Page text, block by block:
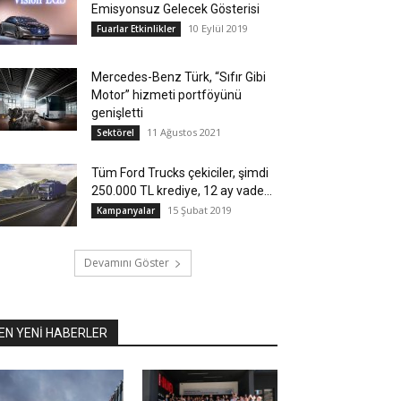
Emisyonsuz Gelecek Gösterisi
Fuarlar Etkinlikler 10 Eylül 2019
Mercedes-Benz Türk, “Sıfır Gibi
Motor” hizmeti portföyünü
genişletti
Sektörel 11 Ağustos 2021
Tüm Ford Trucks çekiciler, şimdi
250.000 TL krediye, 12 ay vade...
Kampanyalar 15 Şubat 2019
Devamını Göster
YENİ HABERLER